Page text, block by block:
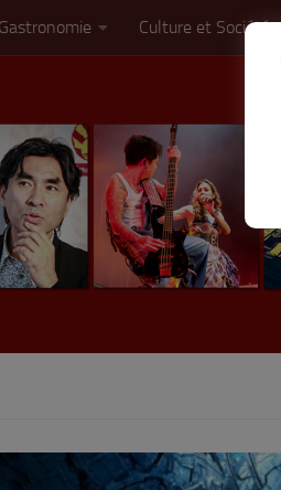
Culture et Société